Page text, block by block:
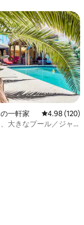
一軒家 レビュー
4.98 (120)
大きなプール／ジャ